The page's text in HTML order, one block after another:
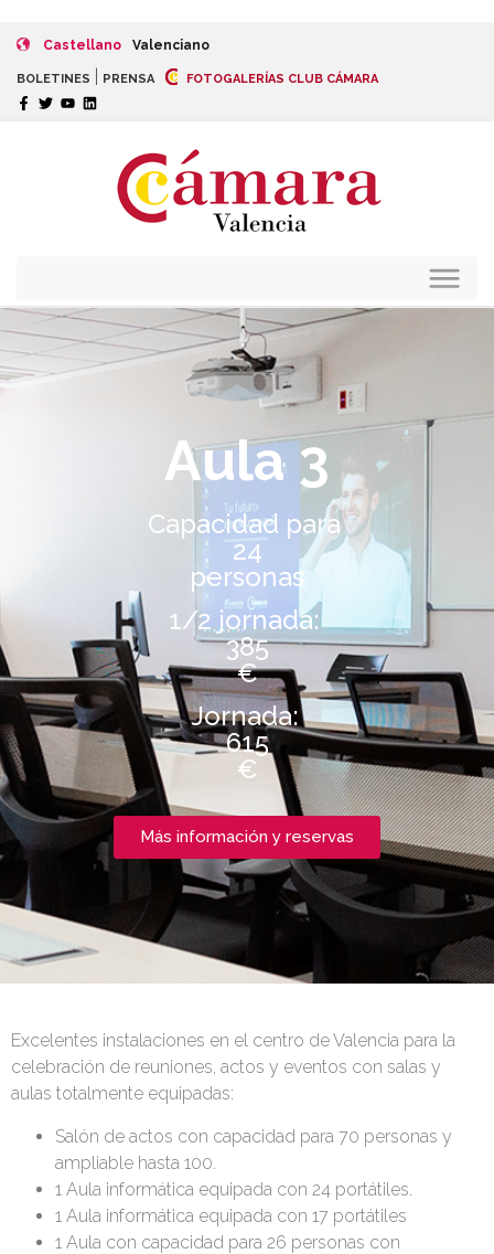
Castellano Valenciano
BOLETINES PRENSA FOTOGALERÍAS CLUB CÁMARA
Aula 3
Capacidad para
24
personas
1/2 jornada:
385
€
Jornada:
615
€
Más información y reservas
Excelentes instalaciones en el centro de Valencia para la
celebración de reuniones, actos y eventos con salas y
aulas totalmente equipadas:
Salón de actos con capacidad para 70 personas y
ampliable hasta 100.
1 Aula informática equipada con 24 portátiles.
1 Aula informática equipada con 17 portátiles
1 Aula con capacidad para 26 personas con